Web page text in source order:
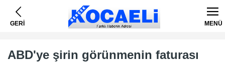
GERİ MENÜ
ABD'ye şirin görünmenin faturası